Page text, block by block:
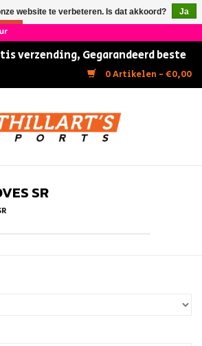
Reviews ×
verzending, Gegarandeerd beste
0 Artikelen - €0,00
SR
website te verbeteren. Is dat akkoord?
Ja
Nee